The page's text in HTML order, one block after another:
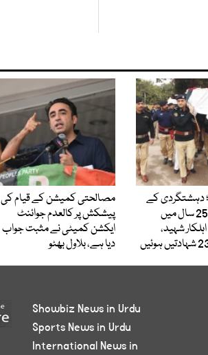
دہشتگردی کے
خلاف جنگ، 25 سال میں
اہلکار شہید،
مصالحتی کمیشن کے قیام کی
پیشکش پر کالعدم جوائنٹ
ایکشن کمیٹی نے مثبت جواب
دیا ہے، بلاول بھٹو
Showbiz News in Urdu
Sports News in Urdu
International News in